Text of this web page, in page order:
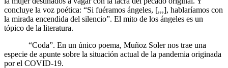
concluye la voz poética: “Si fuéramos ángeles, [,,,], hablaríamos con
la mirada encendida del silencio”. El mito de los ángeles es un
tópico de la literatura.
“Coda”. En un único poema, Muñoz Soler nos trae una
especie de apunte sobre la situación actual de la pandemia originada
por el COVID-19.